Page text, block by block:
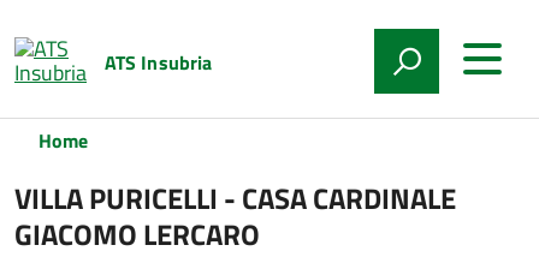
ATS Insubria
Home
VILLA PURICELLI - CASA CARDINALE
GIACOMO LERCARO